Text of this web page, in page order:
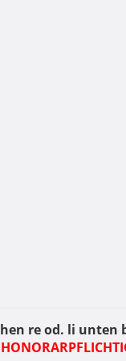
re od. li unten